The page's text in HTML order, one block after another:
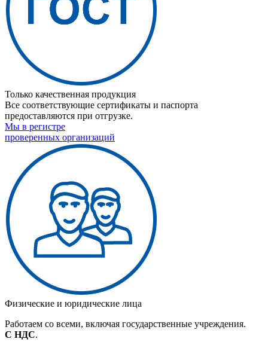
Только качественная продукция
Все соответствующие сертификаты и паспорта
предоставляются при отгрузке.
Мы в регистре
проверенных организаций
Физические и юридические лица
Работаем со всеми, включая государственные учреждения.
С НДС.